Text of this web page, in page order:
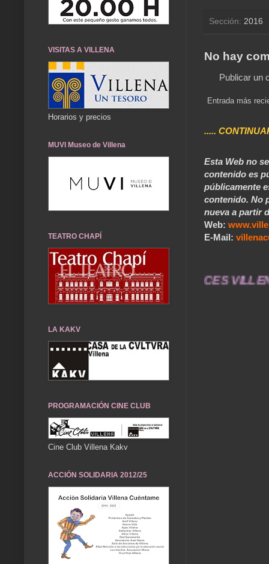
Sección: 2016
No hay
Publicar un
Entrada más
.....
Esta Web no
contenido es
públicamente
contenido. No
nueva a partir
Web:
E-Mail:
toda una vida .... TÚ HACES VILLENA
VISITAS A VILLENA
Horarios y precios
MUVI Museo de Villena
TEATRO CHAPÍ
LA KAKV
PROGRAMACIÓN CINE CLUB
Cine Club Villena Kakv
ACCIÓN SOLIDARIA 2012/25